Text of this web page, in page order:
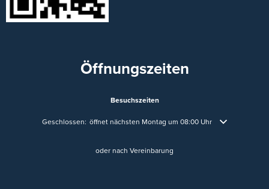
Öffnungszeiten
Besuchszeiten
Klicken, um weitere Öffnungs- oder Schließzeiten auszublenden
Geschlossen: öffnet nächsten Montag um 08:00 Uhr
oder nach Vereinbarung